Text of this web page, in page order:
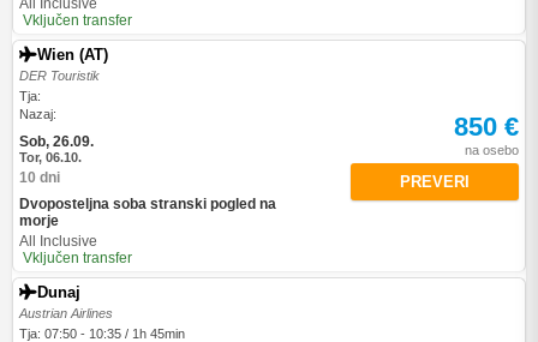
All Inclusive
Vključen transfer
Wien (AT)
DER Touristik
Tja:
Nazaj:
Sob, 26.09.
Tor, 06.10.
10 dni
Dvoposteljna soba stranski pogled na
morje
All Inclusive
Vključen transfer
850 €
na osebo
PREVERI
Dunaj
Austrian Airlines
Tja: 07:50 - 10:35 / 1h 45min